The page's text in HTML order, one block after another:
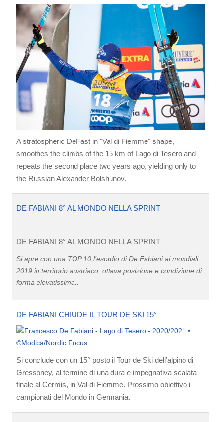
A stratospheric DeFast in "Val di Fiemme" shape,
smoothes the climbs of the 15 km of Lago di Tesero and
repeats the second place two years ago, yielding only to
the Russian Alexander Bolshunov.
DE FABIANI 8° AL MONDO NELLA SPRINT
DE FABIANI 8° AL MONDO NELLA SPRINT
Si apre con una TOP 10 l’esordio di De Fabiani ai mondiali
2019 in territorio austriaco, ottava posizione e condizione di
forma elevatissima..
DE FABIANI CHIUDE IL TOUR DE SKI 15°
Si conclude con un 15° posto il Tour de Ski dell’alpino di
Gressoney, al termine di una dura e impegnativa scalata
finale al Cermis, in Val di Fiemme. Prossimo obiettivo i
campionati del Mondo in Germania.